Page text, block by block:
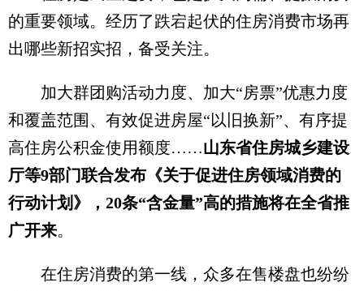
的重要领域。经历了跌宕起伏的住房消费市场再
出哪些新招实招，备受关注。
加大群团购活动力度、加大“房票”优惠力度
和覆盖范围、有效促进房屋“以旧换新”、有序提
高住房公积金使用额度……山东省住房城乡建设
厅等9部门联合发布《关于促进住房领域消费的
行动计划》，20条“含金量”高的措施将在全省推
广开来。
在住房消费的第一线，众多在售楼盘也纷纷